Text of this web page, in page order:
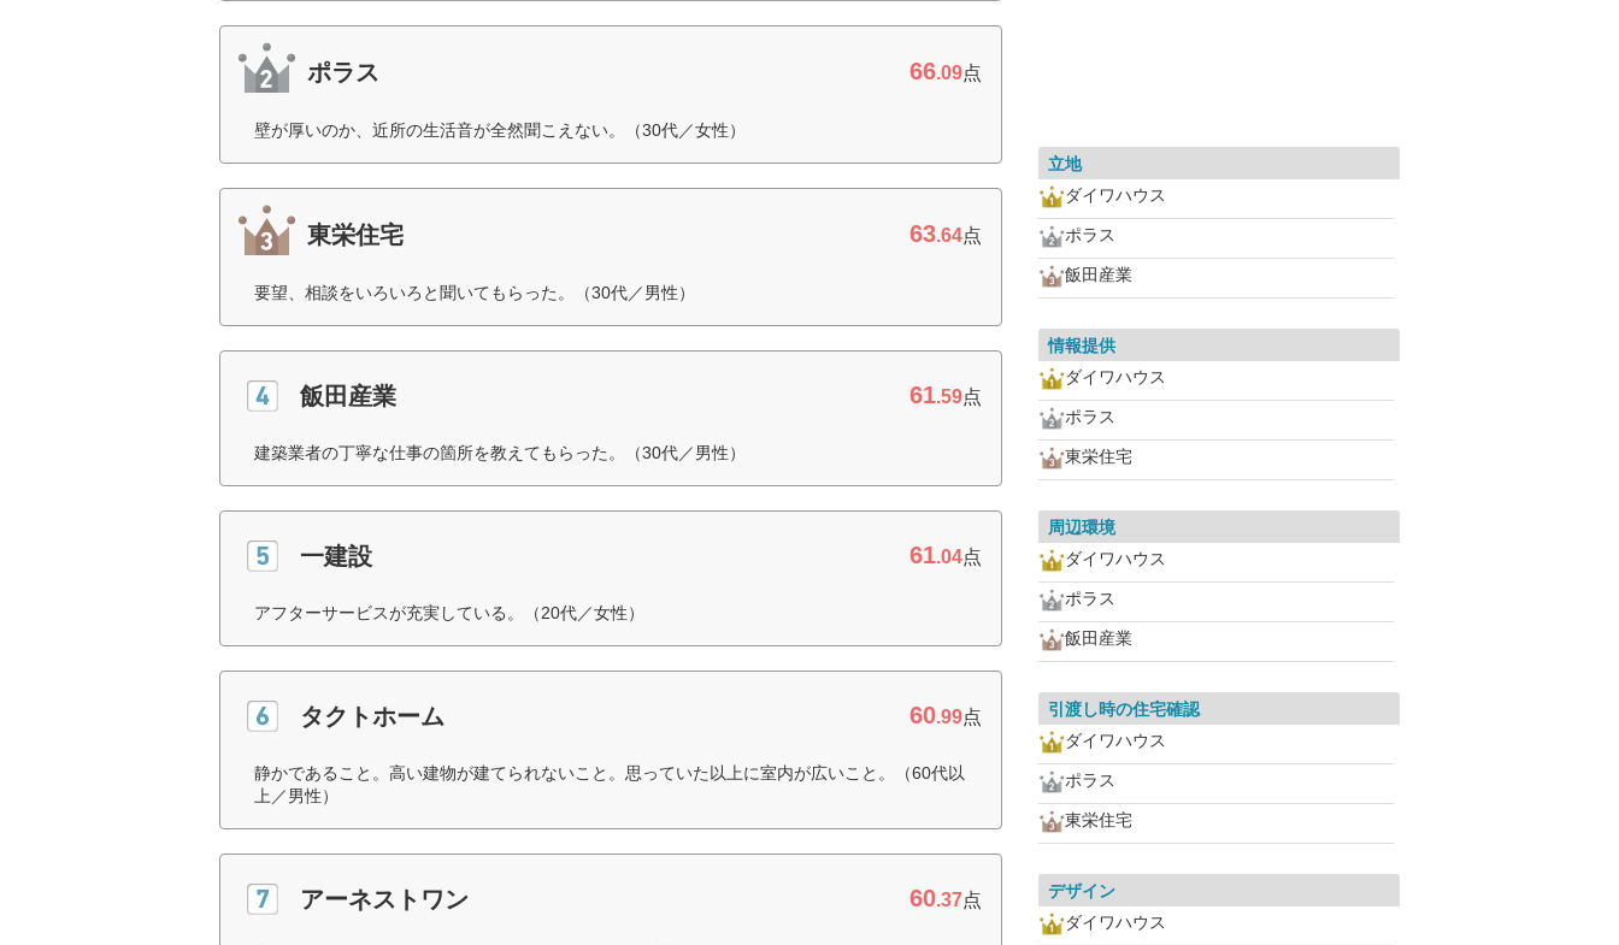
ポラス 66.09点
壁が厚いのか、近所の生活音が全然聞こえない。（30代／女性）
東栄住宅 63.64点
要望、相談をいろいろと聞いてもらった。（30代／男性）
飯田産業 61.59点
建築業者の丁寧な仕事の箇所を教えてもらった。（30代／男性）
一建設 61.04点
アフターサービスが充実している。（20代／女性）
タクトホーム 60.99点
静かであること。高い建物が建てられないこと。思っていた以上に室内が広いこと。（60代以
上／男性）
アーネストワン 60.37点
立地
ダイワハウス
ポラス
飯田産業
情報提供
ダイワハウス
ポラス
東栄住宅
周辺環境
ダイワハウス
ポラス
飯田産業
引渡し時の住宅確認
ダイワハウス
ポラス
東栄住宅
デザイン
ダイワハウス